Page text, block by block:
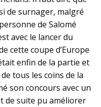
de surnager, malgré
de Salomé
avec le lancer du
cette coupe d’Europe
enfin de la partie et
tous les coins de la
son concours avec un
de suite pu améliorer